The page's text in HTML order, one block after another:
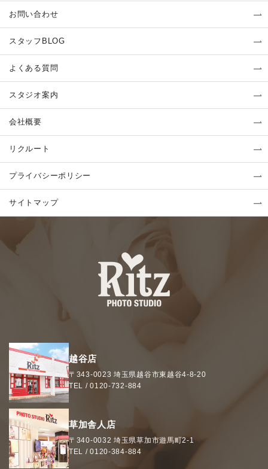
お問い合わせ
スタッフBLOG
よくある質問
スタジオ案内
会社概要
リクルート
プライバシーポリシー
サイトマップ
越谷店
〒343-0023 埼玉県 越谷市東越谷4-8-20
TEL /0120-732-884
草加舎人店
〒340-0032 埼玉県草加市遊馬町2-1
TEL /0120-384-884